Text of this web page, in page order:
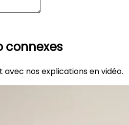
connexes
avec nos explications en vidéo.